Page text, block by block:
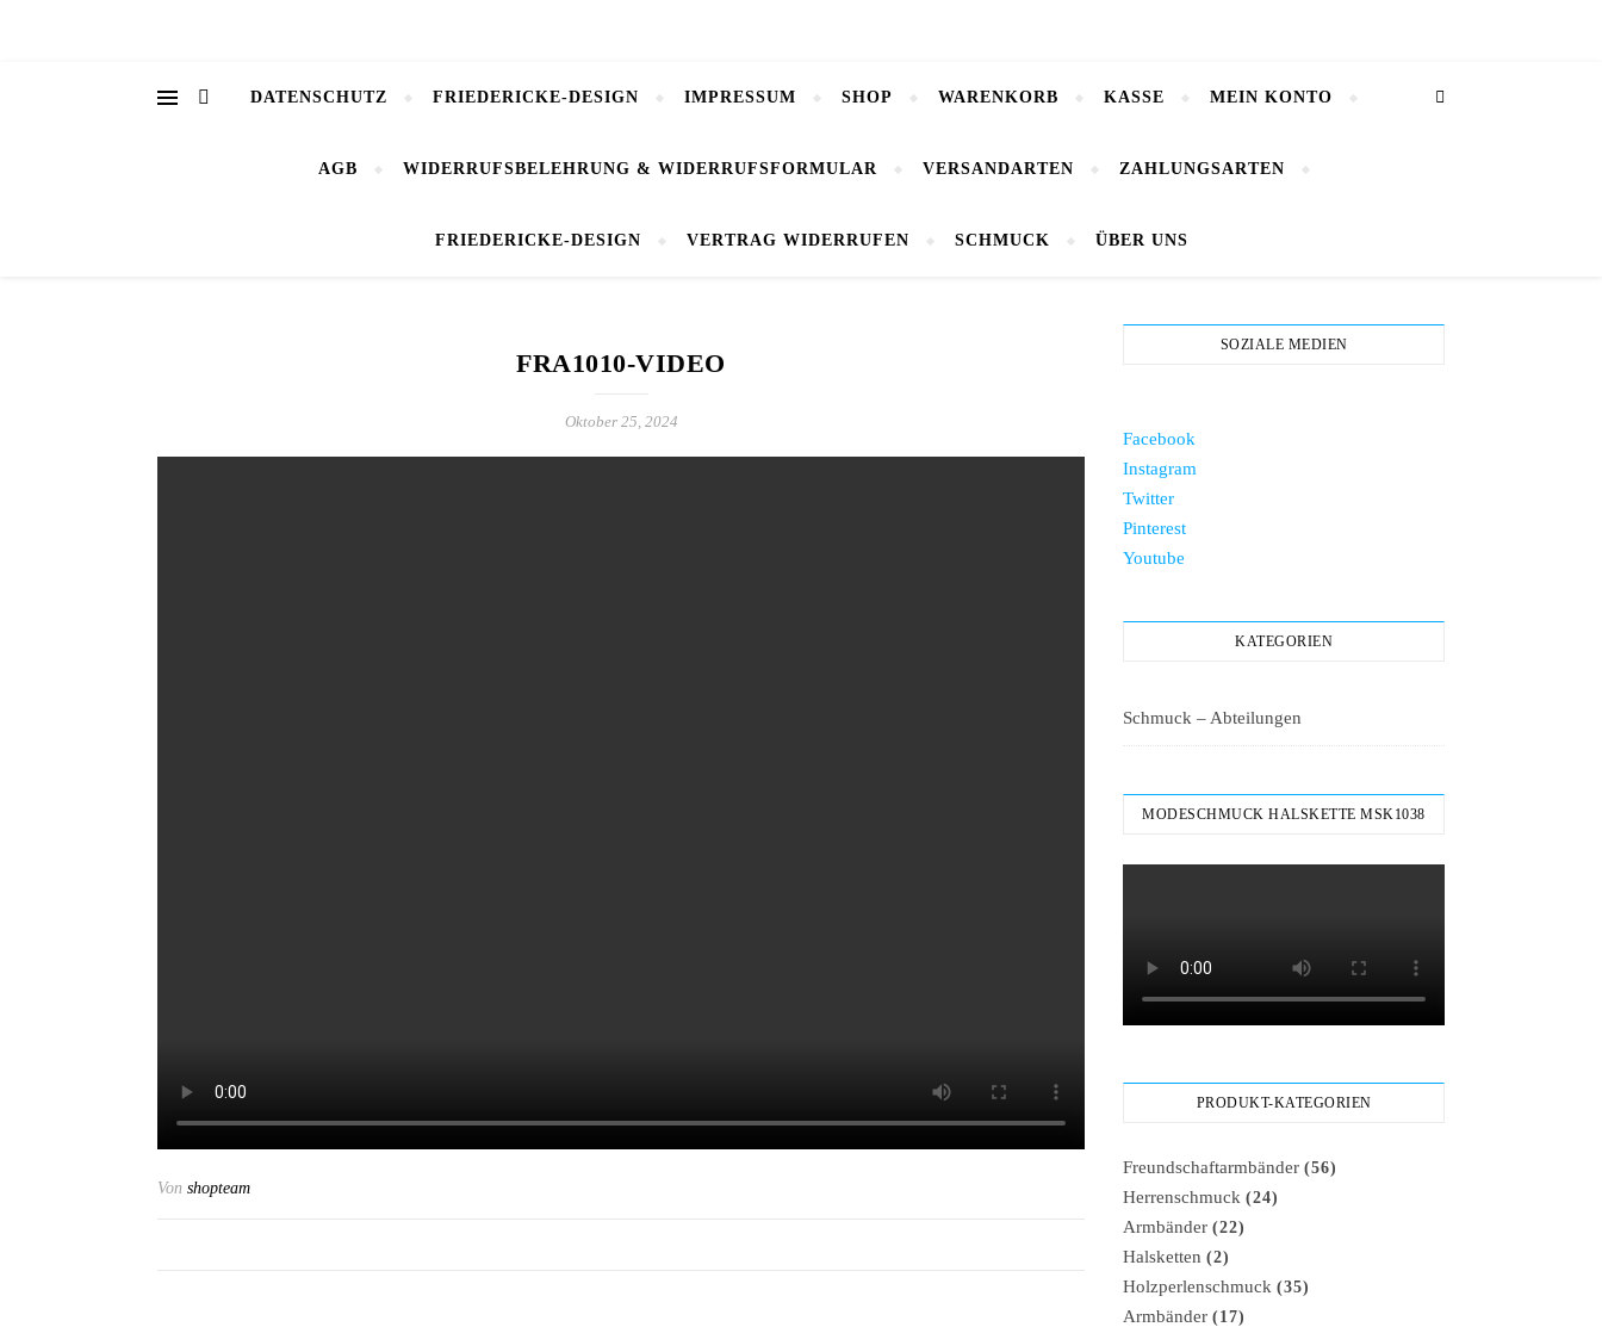
DATENSCHUTZ FRIEDERICKE-DESIGN IMPRESSUM SHOP WARENKORB KASSE MEIN KONTO
AGB WIDERRUFSBELEHRUNG & WIDERRUFSFORMULAR VERSANDARTEN ZAHLUNGSARTEN
FRIEDERICKE-DESIGN VERTRAG WIDERRUFEN SCHMUCK ÜBER UNS
FRA1010-VIDEO
Oktober 25, 2024
Von shopteam
SOZIALE MEDIEN
Facebook
Instagram
Twitter
Pinterest
Youtube
KATEGORIEN
Schmuck – Abteilungen
MODESCHMUCK HALSKETTE MSK1038
PRODUKT-KATEGORIEN
Freundschaftarmbänder (56)
Herrenschmuck (24)
Armbänder (22)
Halsketten (2)
Holzperlenschmuck (35)
Armbänder (17)